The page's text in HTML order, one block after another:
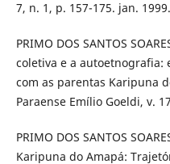
7, n. 1, p. 157-175. jan. 1999.
PRIMO DOS SANTOS
coletiva e a autoetnografia:
com as parentas Karipuna
Paraense Emílio Goeldi, v.
PRIMO DOS SANTOS
Karipuna do Amapá: